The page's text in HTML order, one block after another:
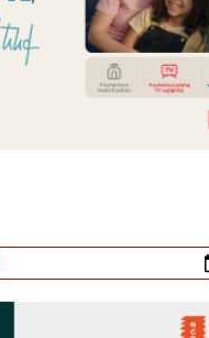
է վրացական սցենարը
բնակեցումը
է Հայ Եկեղեցու